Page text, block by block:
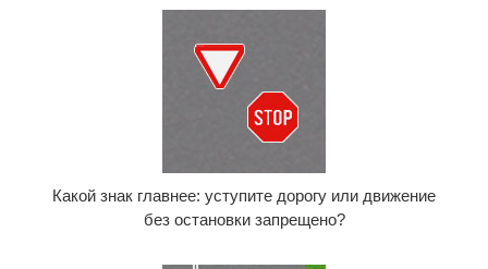
Какой знак главнее: уступите дорогу или движение
без остановки запрещено?